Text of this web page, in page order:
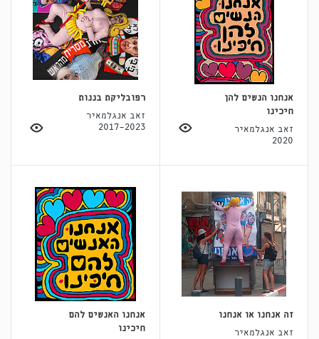
אנחנו הנשים להן
חיכינו
זאב אנגלמאיר
2020
רפובליקת בננות
זאב אנגלמאיר
2017-2023
זה אנחנו או אנחנו
זאב אנגלמאיר
אנחנו האנשים להם
חיכינו